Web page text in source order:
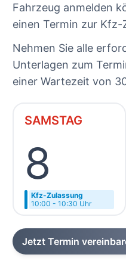
Fahrzeug anmelden
einen Termin zur Kfz-
Nehmen Sie alle
Unterlagen zum
einer Wartezeit von
SAMSTAG
8
Kfz-Zulassung
10:00 - 10:30 Uhr
Jetzt Termin